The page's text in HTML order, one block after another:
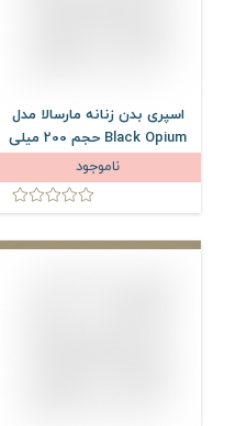
اسپری بدن زنانه مارسالا مدل
Black Opium حجم 200 میلی
لیتر
ناموجود